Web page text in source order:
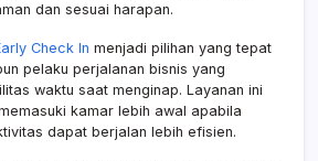
dan sesuai harapan.
Check In menjadi pilihan yang tepat
pelaku perjalanan bisnis yang
waktu saat menginap. Layanan ini
kamar lebih awal apabila
dapat berjalan lebih efisien.